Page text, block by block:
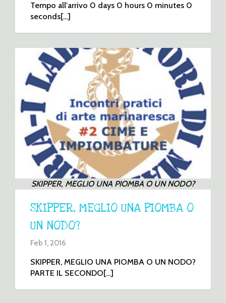
Tempo all'arrivo 0 days 0 hours 0 minutes 0
seconds[...]
SKIPPER, MEGLIO UNA PIOMBA O UN NODO?
SKIPPER, MEGLIO UNA PIOMBA O
UN NODO?
Feb 1, 2016
SKIPPER, MEGLIO UNA PIOMBA O UN NODO?
PARTE IL SECONDO[...]